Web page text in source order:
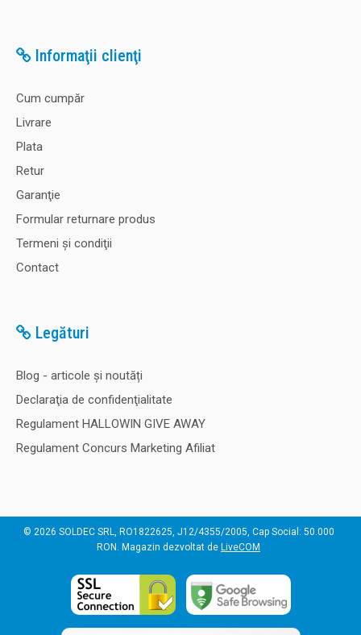
Informaţii clienţi
Cum cumpăr
Livrare
Plata
Retur
Garanţie
Formular returnare produs
Termeni şi condiţii
Contact
Legături
Blog - articole și noutăți
Declaraţia de confidenţialitate
Regulament HALLOWIN GIVE AWAY
Regulament Concurs Marketing Afiliat
© 2026 SOLDEC SRL, RO1822625, J12/4355/2005, Cap Social: 50.000
RON. Magazin dezvoltat de LiveCOM